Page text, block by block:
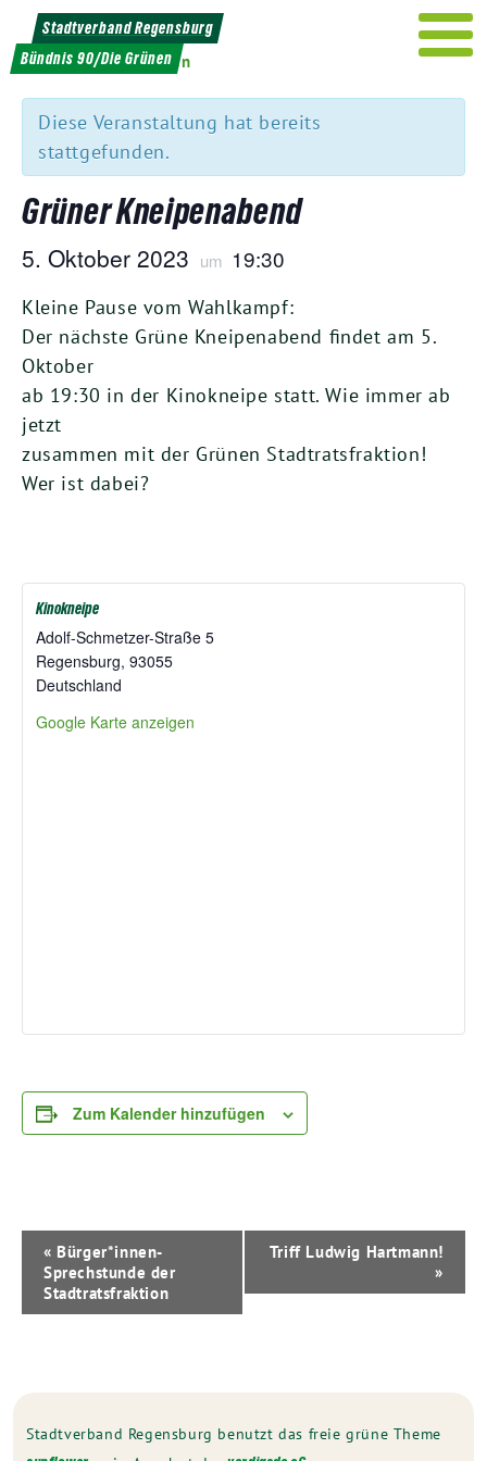
Weiter
zum
Inhalt
Stadtverband Regensburg
Bündnis 90/Die Grünen
« Alle Veranstaltungen
Diese Veranstaltung hat bereits
stattgefunden.
Grüner Kneipenabend
5. Okto­ber 2023 um 19:30
Klei­ne Pau­se vom Wahl­kampf:
Der nächs­te Grü­ne Knei­pen­abend fin­det am 5.
Okto­ber
ab 19:30 in der Kino­knei­pe statt. Wie immer ab
jetzt
zusam­men mit der Grü­nen Stadt­rats­frak­ti­on!
Wer ist dabei?
Kinokneipe
Adolf-Schmet­zer-Stra­ße 5
Regens­burg, 93055
Deutsch­land
Goog­le Kar­te anzeigen
Zum Kalender hinzufügen
Veranstaltung-
Navigation
« Bürger*innen-
Sprechstunde der
Stadtratsfraktion
Triff Ludwig Hartmann!
»
Stadtverband Regensburg benutzt das freie grüne Theme